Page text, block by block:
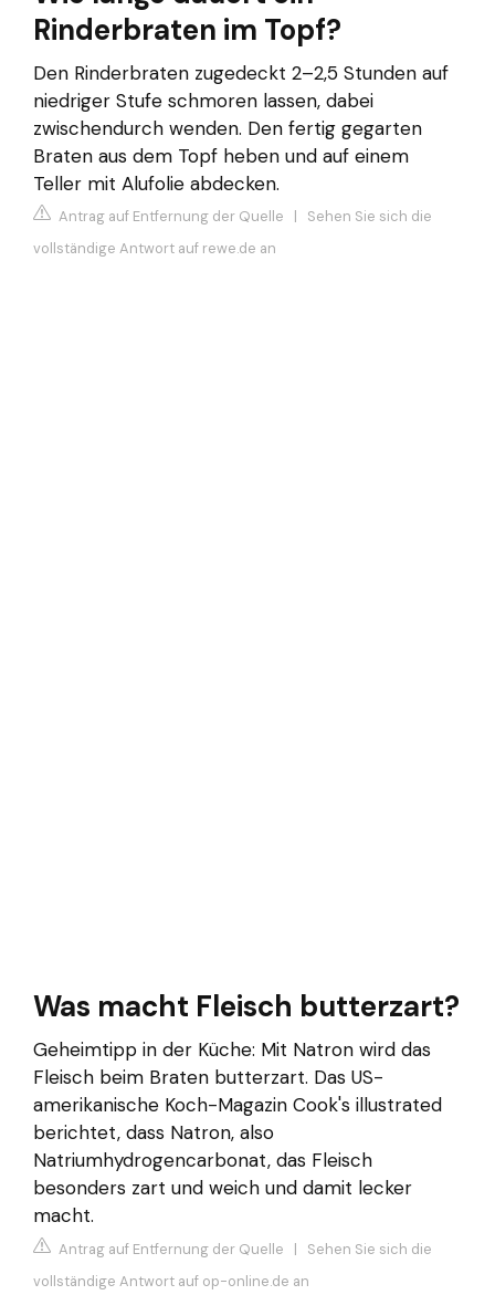
Rinderbraten im Topf?
Den Rinderbraten zugedeckt 2–2,5 Stunden auf
niedriger Stufe schmoren lassen, dabei
zwischendurch wenden. Den fertig gegarten
Braten aus dem Topf heben und auf einem
Teller mit Alufolie abdecken.
Antrag auf Entfernung der Quelle | Sehen Sie sich die
vollständige Antwort auf rewe.de an
Was macht Fleisch butterzart?
Geheimtipp in der Küche: Mit Natron wird das
Fleisch beim Braten butterzart. Das US-
amerikanische Koch-Magazin Cook's illustrated
berichtet, dass Natron, also
Natriumhydrogencarbonat, das Fleisch
besonders zart und weich und damit lecker
macht.
Antrag auf Entfernung der Quelle | Sehen Sie sich die
vollständige Antwort auf op-online.de an